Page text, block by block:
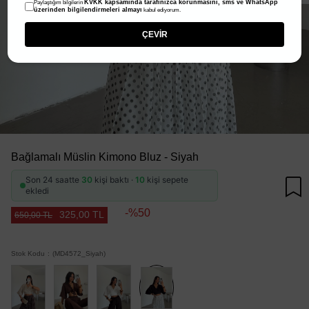
Bağlamalı Müslin Kimono Bluz - Siyah
Son 24 saatte 30 kişi baktı · 10 kişi sepete
ekledi
650,00 TL 325,00 TL 50
Stok Kodu (MD4572_Siyah)
Paylaştığım bilgilerin KVKK kapsamında tarafınızca korunmasını, sms ve WhatsApp
üzerinden bilgilendirmeleri almayı kabul ediyorum.
ÇEVİR